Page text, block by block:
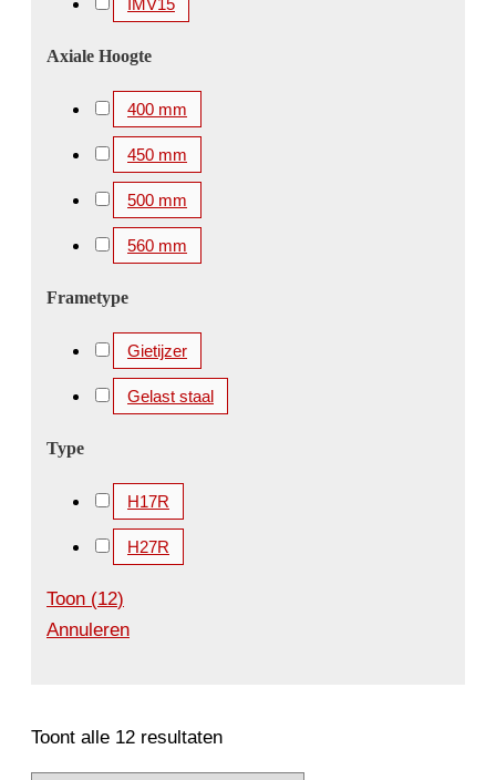
IMV15
Axiale Hoogte
400 mm
450 mm
500 mm
560 mm
Frametype
Gietijzer
Gelast staal
Type
H17R
H27R
Toon (12)
Annuleren
Toont alle 12 resultaten